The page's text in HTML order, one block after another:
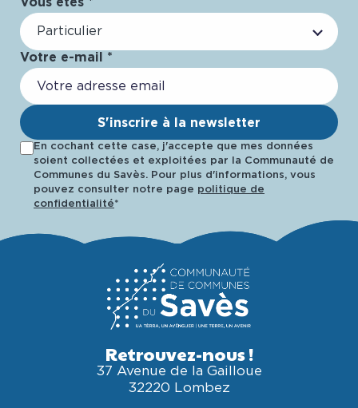
Particulier
Votre e-mail *
S'inscrire à la newsletter
En cochant cette case, j'accepte que mes données
soient collectées et exploitées par la Communauté de
Communes du Savès. Pour plus d'informations, vous
pouvez consulter notre page politique de
confidentialité*
Retrouvez-nous !
37 Avenue de la Gailloue
32220 Lombez